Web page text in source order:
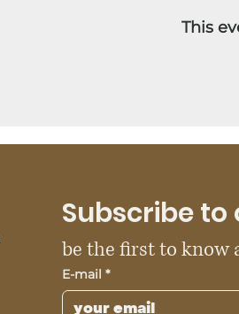
This
Subscribe
be the first to know
E-mail *